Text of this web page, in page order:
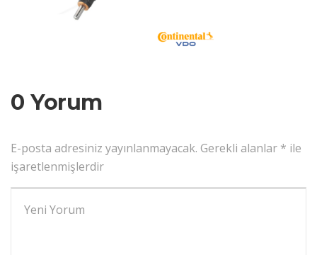
0 Yorum
E-posta adresiniz yayınlanmayacak. Gerekli alanlar * ile
işaretlenmişlerdir